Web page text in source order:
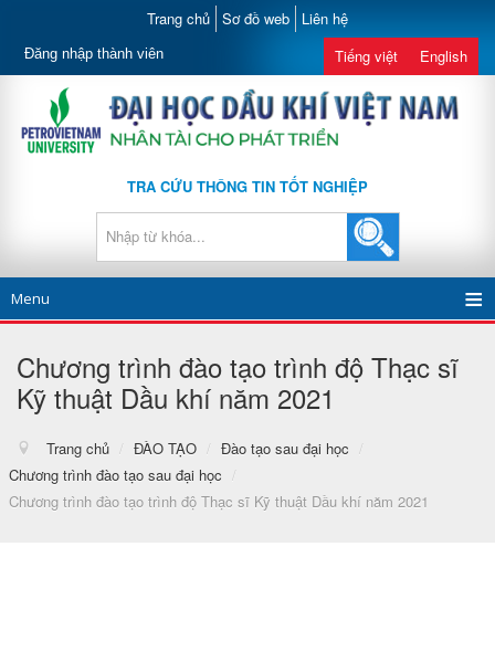
Trang chủ Sơ đồ web Liên hệ
Đăng nhập thành viên Tiếng việt English
TRA CỨU THÔNG TIN TỐT NGHIỆP
Menu
Chương trình đào tạo trình độ Thạc sĩ
Kỹ thuật Dầu khí năm 2021
Trang chủ / ĐÀO TẠO / Đào tạo sau đại học
/
Chương trình đào tạo sau đại học
/
Chương trình đào tạo trình độ Thạc sĩ Kỹ thuật Dầu khí năm 2021